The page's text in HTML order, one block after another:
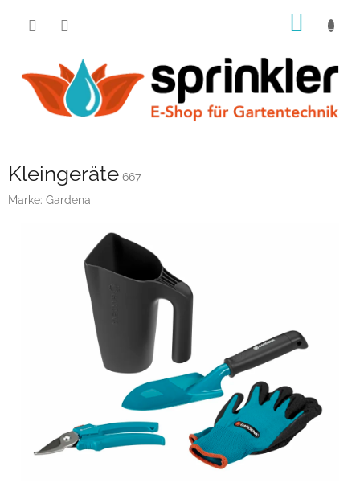
Kleingeräte 667
Marke: Gardena